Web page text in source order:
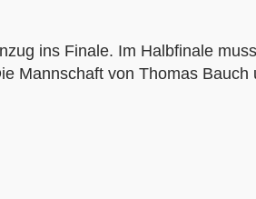
ins Finale. Im Halbfinale
Mannschaft von Thomas